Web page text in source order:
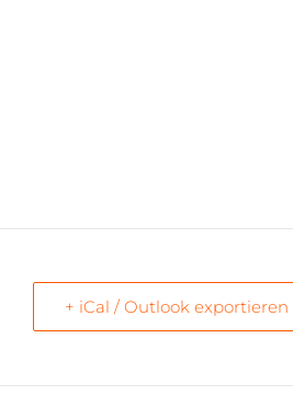
+ iCal / Outlook exportieren